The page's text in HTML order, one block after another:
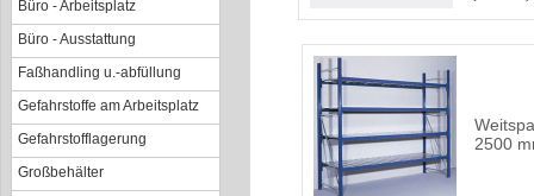
Büro - Arbeitsplatz
Büro - Ausstattung
Faßhandling u.-abfüllung
Gefahrstoffe am Arbeitsplatz
Gefahrstofflagerung
Großbehälter
2500